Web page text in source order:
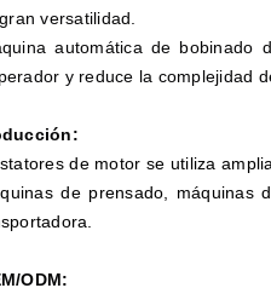
versatilidad.
automática de bobinado
y reduce la complejidad
de motor se utiliza
de prensado,
ODM: